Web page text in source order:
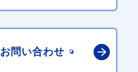
お問い合わせ